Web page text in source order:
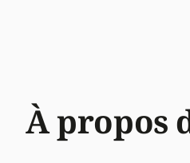
À propos